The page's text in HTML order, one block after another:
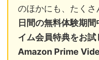
のほかにも、たくさ
日間の無料体験期
イム会員特典をお試
Amazon Prime